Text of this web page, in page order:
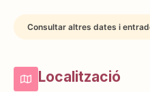
Consultar altres dates i
Localització